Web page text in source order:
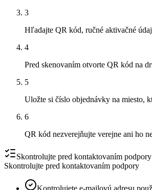
3
Hľadajte QR kód, ručné aktivačné
4
Pred skenovaním otvorte QR kód na
5
Uložte si číslo objednávky na miesto,
6
QR kód nezverejňujte verejne ani ho
Skontrolujte pred kontaktovaním podpory
Skontrolujte pred kontaktovaním podpory
Kontrolujete e-mailovú adresu